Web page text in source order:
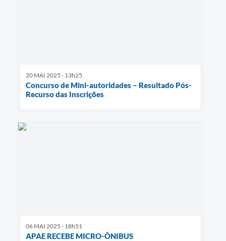
20 MAI 2025 - 13h25
Concurso de Mini-autoridades – Resultado Pós-
Recurso das Inscrições
06 MAI 2025 - 18h51
APAE RECEBE MICRO-ÔNIBUS